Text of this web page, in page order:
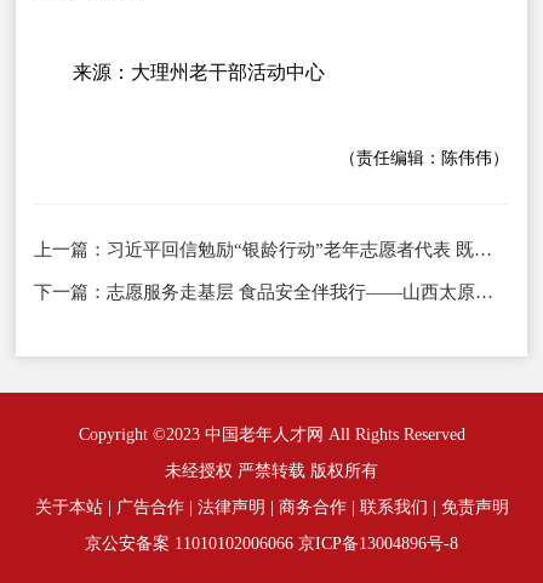
来源：大理州老干部活动中心
（责任编辑：陈伟伟）
上一篇： 习近平回信勉励“银龄行动”老年志愿者代表 既要老有所养老有所乐又要老有所为 为推进中国式现代化贡献“银发力量”
下一篇：志愿服务走基层 食品安全伴我行——山西太原市组织开展主题宣讲活动
Copyright ©2023 中国老年人才网 All Rights Reserved
未经授权 严禁转载 版权所有
关于本站| 广告合作| 法律声明 商务合作| 联系我们
免责声明
京公安备案 11010102006066 京ICP备13004896号-8